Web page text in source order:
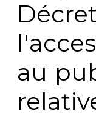
au